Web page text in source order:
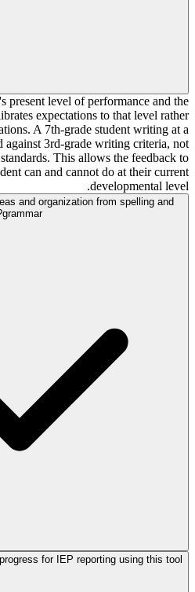
present level of performance and the
expectations to that level rather
A 7th-grade student writing at a
against 3rd-grade writing criteria, not
This allows the feedback to
can and cannot do at their current
developmental level.
and organization from spelling and
grammar?
for IEP reporting using this tool?